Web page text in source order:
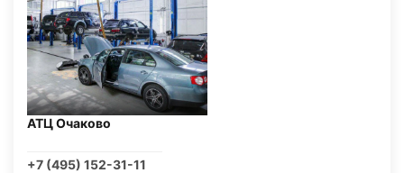
АТЦ Очаково
+7 (495) 152-31-11